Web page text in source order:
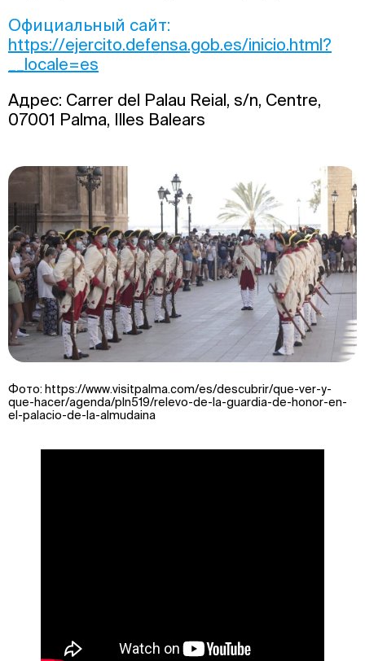
Официальный сайт:
https://ejercito.defensa.gob.es/inicio.html?
__locale=es
Адрес: Carrer del Palau Reial, s/n, Centre,
07001 Palma, Illes Balears
Фото: https://www.visitpalma.com/es/descubrir/que-ver-y-
que-hacer/agenda/pln519/relevo-de-la-guardia-de-honor-en-
el-palacio-de-la-almudaina